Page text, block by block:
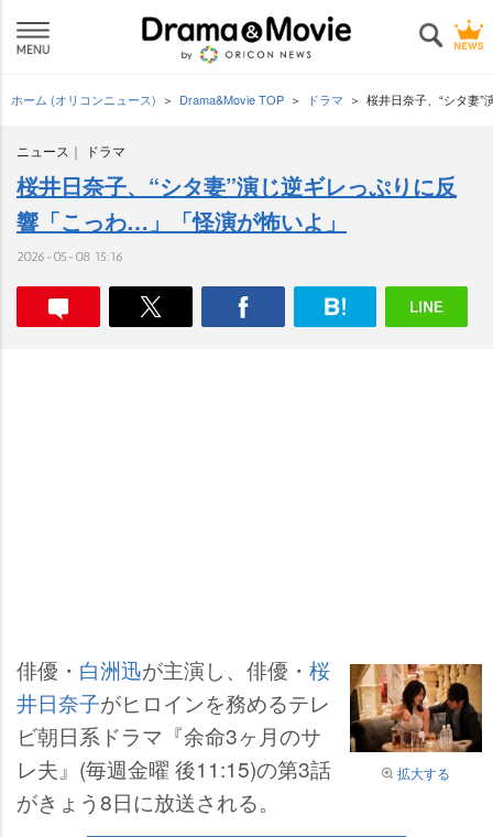
ホーム (オリコンニュース) Drama&Movie TOP ドラマ 桜井日奈子、“シタ妻
ニュース ドラマ
桜井日奈子、“シタ妻”演じ逆ギレっぷりに反
響「こっわ…」「怪演が怖いよ」
2026-05-08 15:16
拡大する
俳優・ 白洲迅が主演し、俳優・ 桜
井日奈子がヒロインを務めるテレ
ビ朝日系ドラマ『余命3ヶ月のサ
レ夫』(毎週金曜 後11:15)の第3話
がきょう8日に放送される。